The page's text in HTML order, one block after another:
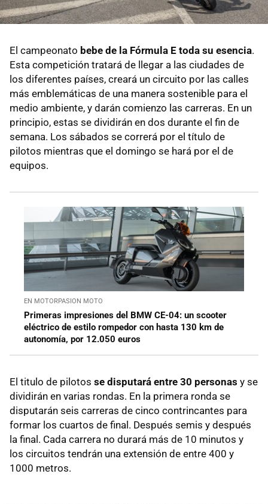
El campeonato bebe de la Fórmula E toda su esencia.
Esta competición tratará de llegar a las ciudades de
los diferentes países, creará un circuito por las calles
más emblemáticas de una manera sostenible para el
medio ambiente, y darán comienzo las carreras. En un
principio, estas se dividirán en dos durante el fin de
semana. Los sábados se correrá por el título de
pilotos mientras que el domingo se hará por el de
equipos.
EN MOTORPASION MOTO
Primeras impresiones del BMW CE-04: un scooter
eléctrico de estilo rompedor con hasta 130 km de
autonomía, por 12.050 euros
El titulo de pilotos se disputará entre 30 personas y se
dividirán en varias rondas. En la primera ronda se
disputarán seis carreras de cinco contrincantes para
formar los cuartos de final. Después semis y después
la final. Cada carrera no durará más de 10 minutos y
los circuitos tendrán una extensión de entre 400 y
1000 metros.